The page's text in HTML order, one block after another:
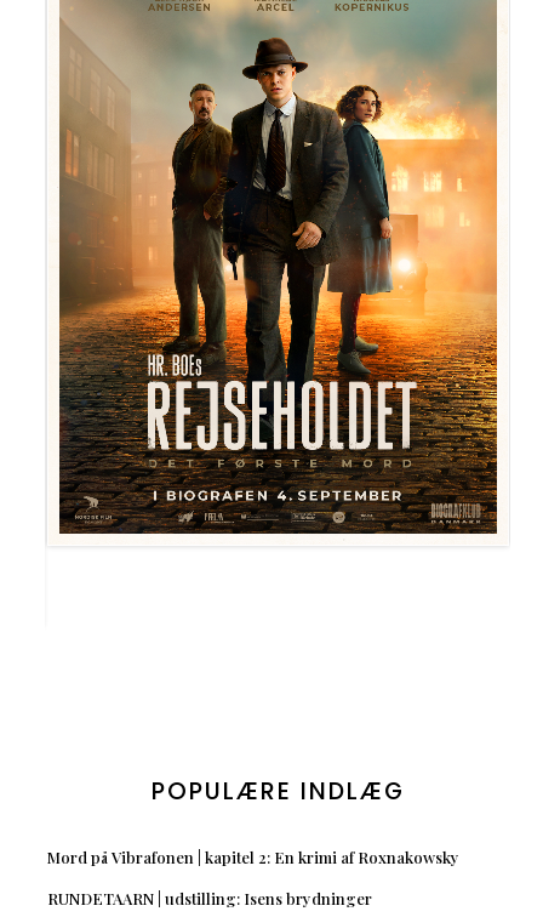
POPULÆRE INDLÆG
Mord på Vibrafonen | kapitel 2: En krimi af Roxnakowsky
RUNDETAARN | udstilling: Isens brydninger